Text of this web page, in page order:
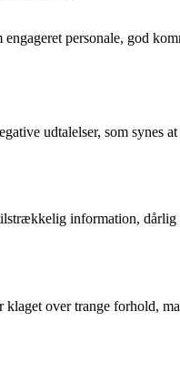
personale, god
udtalelser, som synes
information,
over trange forhold,